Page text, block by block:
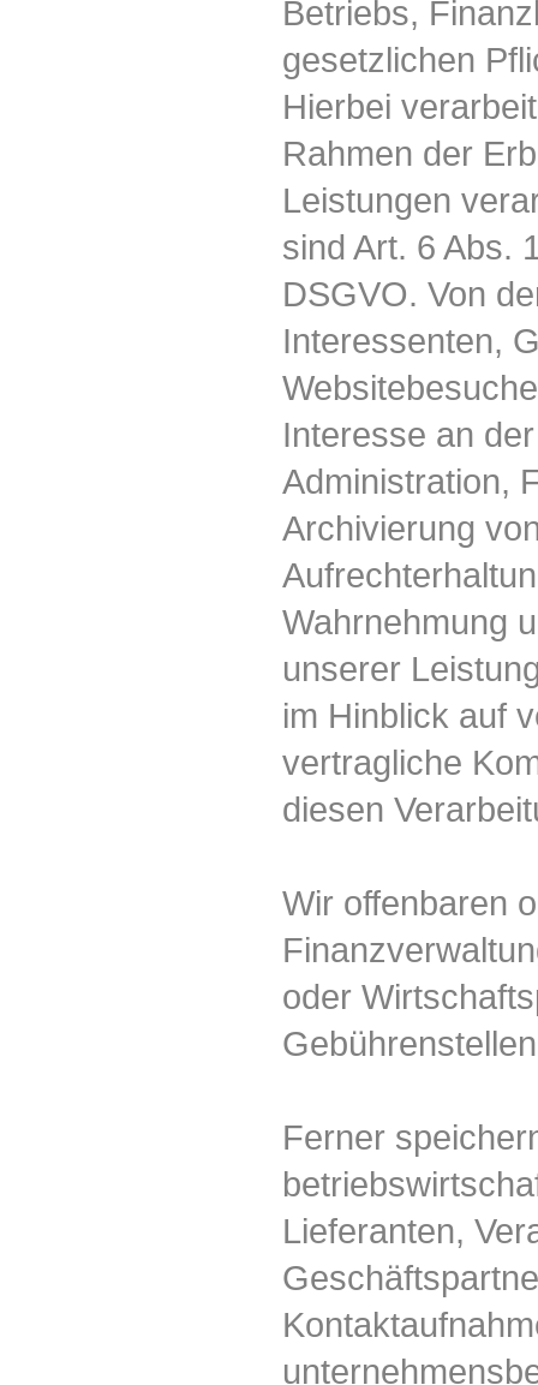
Betriebs,
gesetzlichen
Hierbei
Rahmen der
Leistungen
sind Art. 6 Abs.
DSGVO. Von
Interessenten,
Interesse an
Administration,
Archivierung
Wahrnehmung
unserer
im Hinblick auf
vertragliche
diesen
Wir offenbaren
oder
Ferner
Lieferanten,